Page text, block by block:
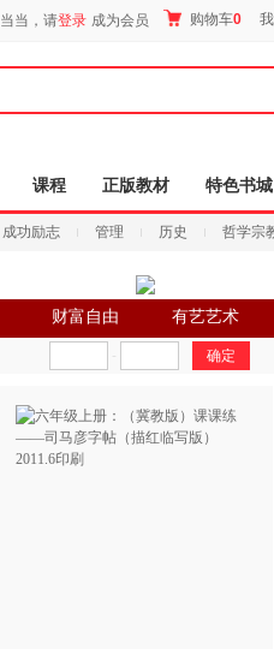
当，请登录 成为会员 购物车0
课程 正版教材 特色书城
成功励志 管理 历史 哲学宗
财富自由 有艺艺术